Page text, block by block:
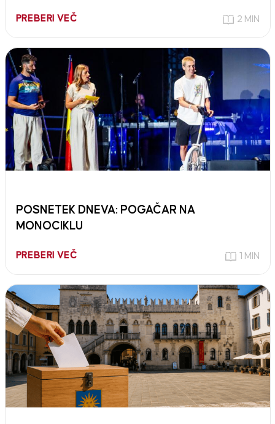
PREBERI VEČ 2 MIN
POSNETEK DNEVA: POGAČAR NA
MONOCIKLU
PREBERI VEČ 1 MIN